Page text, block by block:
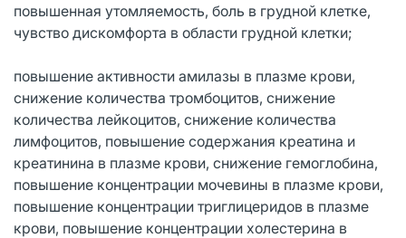
повышенная утомляемость, боль в грудной клетке,
чувство дискомфорта в области грудной клетки;
повышение активности амилазы в плазме крови,
снижение количества тромбоцитов, снижение
количества лейкоцитов, снижение количества
лимфоцитов, повышение содержания креатина и
креатинина в плазме крови, снижение гемоглобина,
повышение концентрации мочевины в плазме крови,
повышение концентрации триглицеридов в плазме
крови, повышение концентрации холестерина в